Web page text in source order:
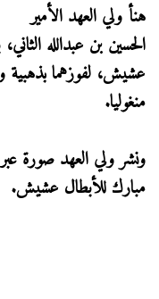
هنأ ولي العهد الأمير
الحسين بن عبدالله
عشيش، لفوزهما بذهبية
منغوليا.
ونشر ولي العهد صورة عبر
مبارك للأبطال عشيش.